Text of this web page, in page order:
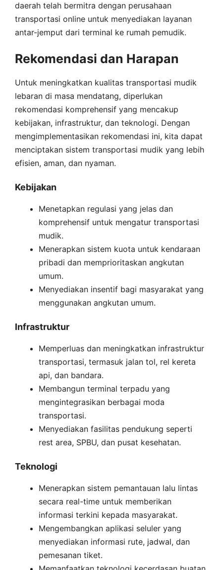
daerah telah bermitra dengan perusahaan
transportasi online untuk menyediakan layanan
antar-jemput dari terminal ke rumah pemudik.
Rekomendasi dan Harapan
Untuk meningkatkan kualitas transportasi mudik
lebaran di masa mendatang, diperlukan
rekomendasi komprehensif yang mencakup
kebijakan, infrastruktur, dan teknologi. Dengan
mengimplementasikan rekomendasi ini, kita dapat
menciptakan sistem transportasi mudik yang lebih
efisien, aman, dan nyaman.
Kebijakan
Menetapkan regulasi yang jelas dan
komprehensif untuk mengatur transportasi
mudik.
Menerapkan sistem kuota untuk kendaraan
pribadi dan memprioritaskan angkutan
umum.
Menyediakan insentif bagi masyarakat yang
menggunakan angkutan umum.
Infrastruktur
Memperluas dan meningkatkan infrastruktur
transportasi, termasuk jalan tol, rel kereta
api, dan bandara.
Membangun terminal terpadu yang
mengintegrasikan berbagai moda
transportasi.
Menyediakan fasilitas pendukung seperti
rest area, SPBU, dan pusat kesehatan.
Teknologi
Menerapkan sistem pemantauan lalu lintas
secara real-time untuk memberikan
informasi terkini kepada masyarakat.
Mengembangkan aplikasi seluler yang
menyediakan informasi rute, jadwal, dan
pemesanan tiket.